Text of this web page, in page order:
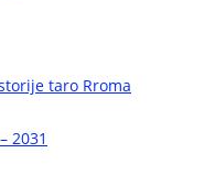
taro Rroma
2031